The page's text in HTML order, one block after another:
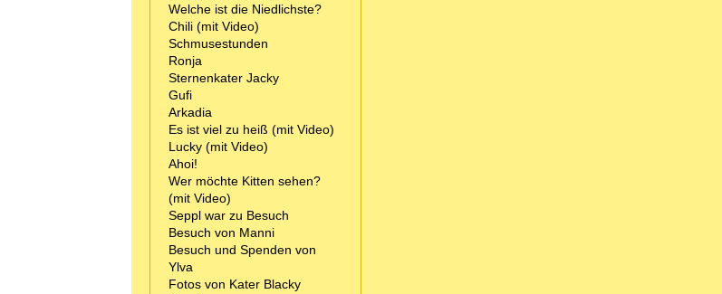
Welche ist die Niedlichste?
Chili (mit Video)
Schmusestunden
Ronja
Sternenkater Jacky
Gufi
Arkadia
Es ist viel zu heiß (mit Video)
Lucky (mit Video)
Ahoi!
Wer möchte Kitten sehen?
(mit Video)
Seppl war zu Besuch
Besuch von Manni
Besuch und Spenden von
Ylva
Fotos von Kater Blacky